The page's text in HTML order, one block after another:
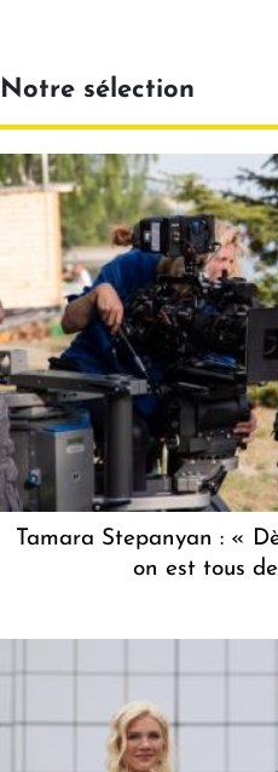
Notre sélection
Tamara Stepanyan : «
on est tous